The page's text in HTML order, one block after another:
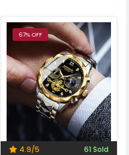
67% OFF
4.9/5 61 Sold